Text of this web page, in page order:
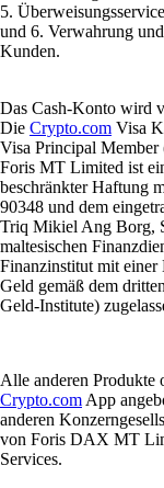
5.
und 6. Verwahrung
Kunden.
Das Cash-Konto wird
Die Crypto.com Visa
Visa Principal Member
Foris MT Limited ist
beschränkter Haftung
90348 und dem
Triq Mikiel Ang Borg,
maltesischen
Finanzinstitut mit einer
Geld gemäß dem
Geld-Institute)
Alle anderen Produkte
Crypto.com App
anderen
von Foris DAX MT
Services.